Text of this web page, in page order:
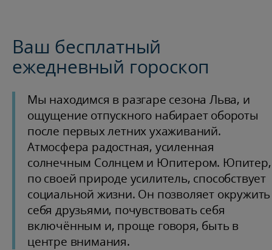
Ваш бесплатный
ежедневный гороскоп
Мы находимся в разгаре сезона Льва, и
ощущение отпускного набирает обороты
после первых летних ухаживаний.
Атмосфера радостная, усиленная
солнечным Солнцем и Юпитером. Юпитер,
по своей природе усилитель, способствует
социальной жизни. Он позволяет окружить
себя друзьями, почувствовать себя
включённым и, проще говоря, быть в
центре внимания.